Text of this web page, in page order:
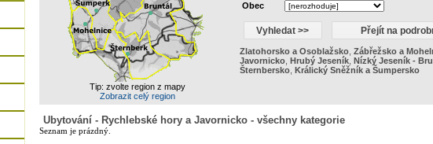
Tip: zvolte region z mapy
Zobrazit celý region
Obec
Zlatohorsko a Osoblažsko, Zábřežsko a
Javornicko, Hrubý Jeseník, Nízký Jeseník -
Šternbersko, Králický Sněžník a Šumpersko
Ubytování - Rychlebské hory a Javornicko - všechny kategorie
Seznam je prázdný.